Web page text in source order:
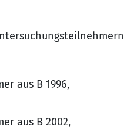
aus B 1996,
aus B 2002,